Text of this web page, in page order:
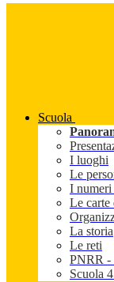
Scuola
I luoghi
Le
I numeri
Le carte
La storia
Le reti
PNRR -
Scuola